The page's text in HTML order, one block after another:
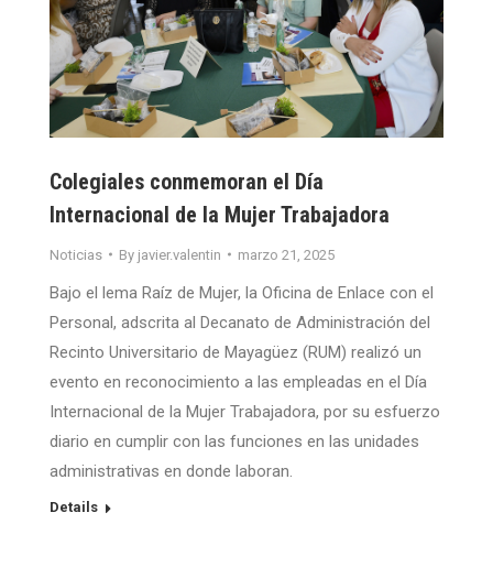
Colegiales conmemoran el Día
Internacional de la Mujer Trabajadora
Noticias By javier.valentin marzo 21, 2025
Bajo el lema Raíz de Mujer, la Oficina de Enlace con el
Personal, adscrita al Decanato de Administración del
Recinto Universitario de Mayagüez (RUM) realizó un
evento en reconocimiento a las empleadas en el Día
Internacional de la Mujer Trabajadora, por su esfuerzo
diario en cumplir con las funciones en las unidades
administrativas en donde laboran.
Details